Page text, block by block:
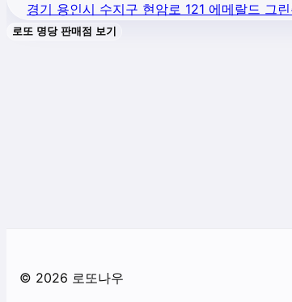
경기 용인시 수지구 현암로 121 에메랄드 그
로또 명당 판매점 보기
© 2026 로또나우